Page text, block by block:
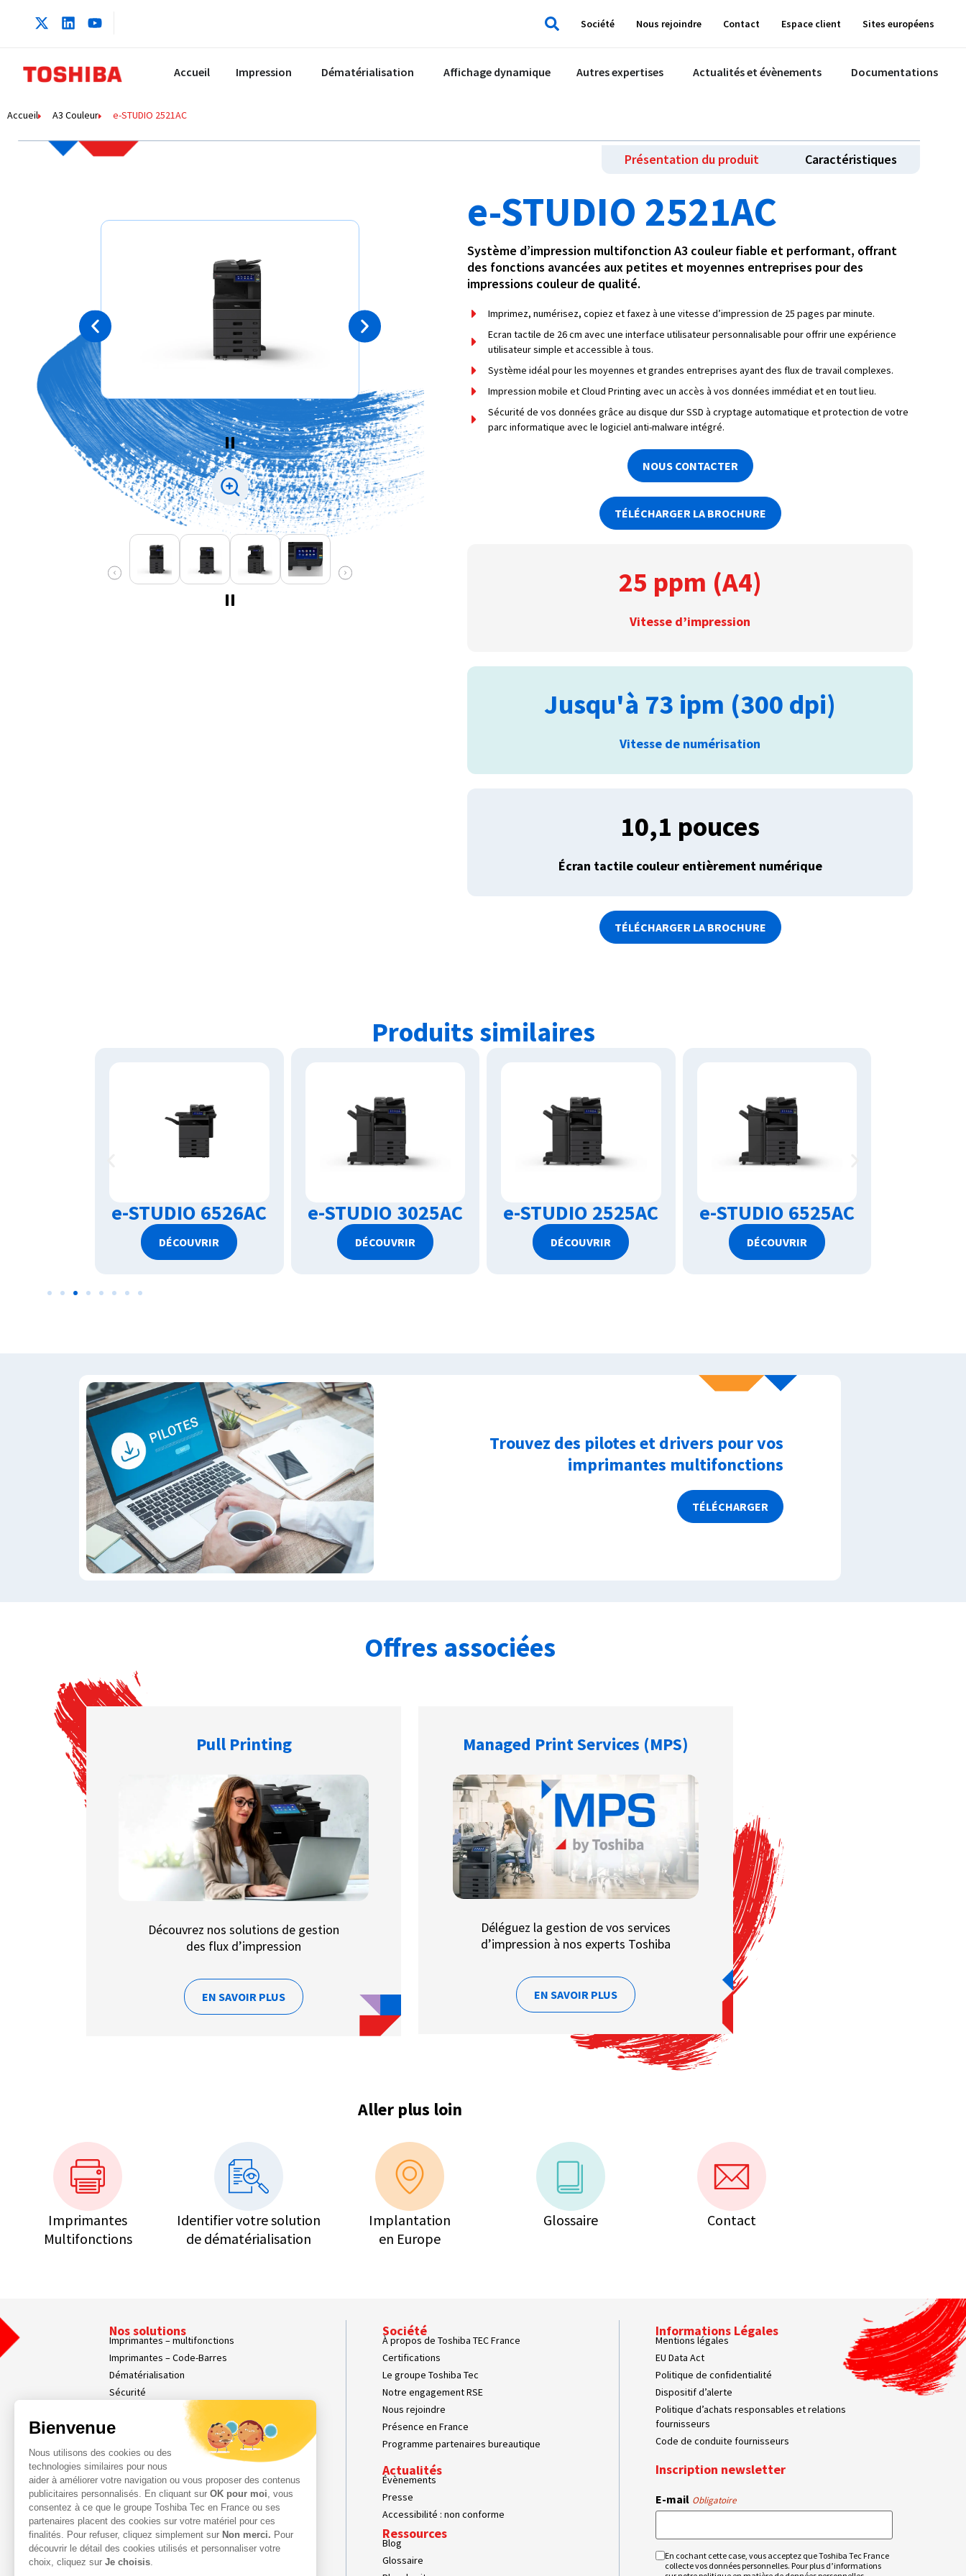
Société Nous rejoindre Contact Espace client Sites européens
Accueil Impression Dématérialisation Affichage dynamique Autres expertises Actualités et évènements Documentations
Accueil A3 Couleur e-STUDIO 2521AC
Présentation du produit Caractéristiques
e-STUDIO 2521AC
Système d’impression multifonction A3 couleur fiable et performant, offrant
des fonctions avancées aux petites et moyennes entreprises pour des
impressions couleur de qualité.
Imprimez, numérisez, copiez et faxez à une vitesse d’impression de 25 pages par minute.
Ecran tactile de 26 cm avec une interface utilisateur personnalisable pour offrir une expérience
utilisateur simple et accessible à tous.
Système idéal pour les moyennes et grandes entreprises ayant des flux de travail complexes.
Impression mobile et Cloud Printing avec un accès à vos données immédiat et en tout lieu.
Sécurité de vos données grâce au disque dur SSD à cryptage automatique et protection de votre
parc informatique avec le logiciel anti-malware intégré.
NOUS CONTACTER
TÉLÉCHARGER LA BROCHURE
25 ppm (A4)
Vitesse d’impression
Jusqu'à 73 ipm (300 dpi)
Vitesse de numérisation
10,1 pouces
Écran tactile couleur entièrement numérique
TÉLÉCHARGER LA BROCHURE
Produits similaires
e-STUDIO 6526AC
DÉCOUVRIR
e-STUDIO 3025AC
DÉCOUVRIR
e-STUDIO 2525AC
DÉCOUVRIR
e-STUDIO 6525AC
DÉCOUVRIR
Trouvez des pilotes et drivers pour vos
imprimantes multifonctions
TÉLÉCHARGER
Offres associées
Pull Printing
Découvrez nos solutions de gestion
des flux d’impression
EN SAVOIR PLUS
Managed Print Services (MPS)
Déléguez la gestion de vos services
d’impression à nos experts Toshiba
EN SAVOIR PLUS
Aller plus loin
Imprimantes
Multifonctions
Identifier votre solution
de dématérialisation
Implantation
en Europe
Glossaire Contact
Nos solutions
Imprimantes – multifonctions
Imprimantes – Code-Barres
Dématérialisation
Sécurité
Affichage dynamique
Nos Services
Services Parc d’Impression
Services Professionnels
Demande d'assistance
Contact
Espace Client
Société
À propos de Toshiba TEC France
Certifications
Le groupe Toshiba Tec
Notre engagement RSE
Nous rejoindre
Présence en France
Programme partenaires bureautique
Actualités
Évènements
Presse
Accessibilité : non conforme
Ressources
Blog
Glossaire
Informations Légales
Mentions légales
EU Data Act
Politique de confidentialité
Dispositif d’alerte
Politique d’achats responsables et relations
fournisseurs
Code de conduite fournisseurs
Inscription newsletter
E-mail Obligatoire
RGPD
En cochant cette case, vous acceptez que Toshiba Tec France
collecte vos données personnelles. Pour plus d’informations
Bienvenue
Nous utilisons des cookies ou des
technologies similaires pour nous
aider à améliorer votre navigation ou vous proposer des contenus
publicitaires personnalisés. En cliquant sur OK pour moi , vous
consentez à ce que le groupe Toshiba Tec en France ou ses
partenaires placent des cookies sur votre matériel pour ces
finalités. Pour refuser, cliquez simplement sur Non merci. Pour
découvrir le détail des cookies utilisés et personnaliser votre
choix, cliquez sur Je choisis